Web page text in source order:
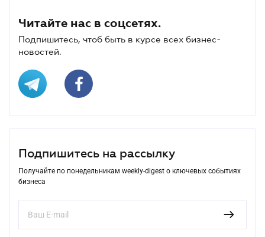
Читайте нас в соцсетях.
Подпишитесь, чтоб быть в курсе всех бизнес-
новостей.
Подпишитесь на рассылку
Получайте по понедельникам weekly-digest о ключевых событиях
бизнеса